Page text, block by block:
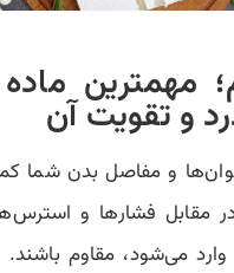
مهمترین
و تقویت آن
و مفاصل بدن شما
در مقابل فشارها و
می‌شود، مقاوم باشند.